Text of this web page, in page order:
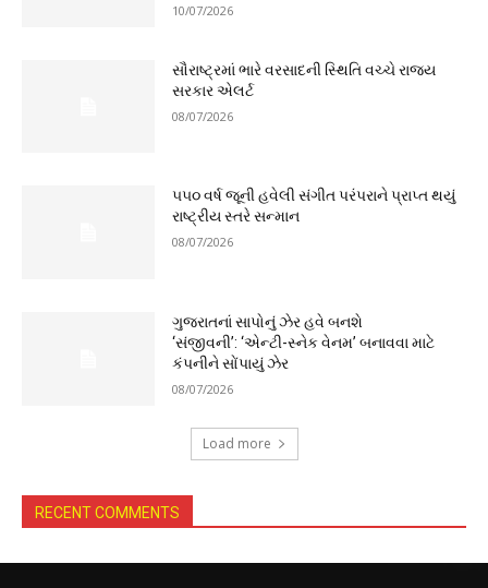
10/07/2026
સૌરાષ્ટ્રમાં ભારે વરસાદની સ્થિતિ વચ્ચે રાજ્ય
સરકાર એલર્ટ
08/07/2026
૫૫૦ વર્ષ જૂની હવેલી સંગીત પરંપરાને પ્રાપ્ત થયું
રાષ્ટ્રીય સ્તરે સન્માન
08/07/2026
ગુજરાતનાં સાપોનું ઝેર હવે બનશે
‘સંજીવની’: ‘એન્ટી-સ્નેક વેનમ’ બનાવવા માટે
કંપનીને સોંપાયું ઝેર
08/07/2026
Load more
RECENT COMMENTS